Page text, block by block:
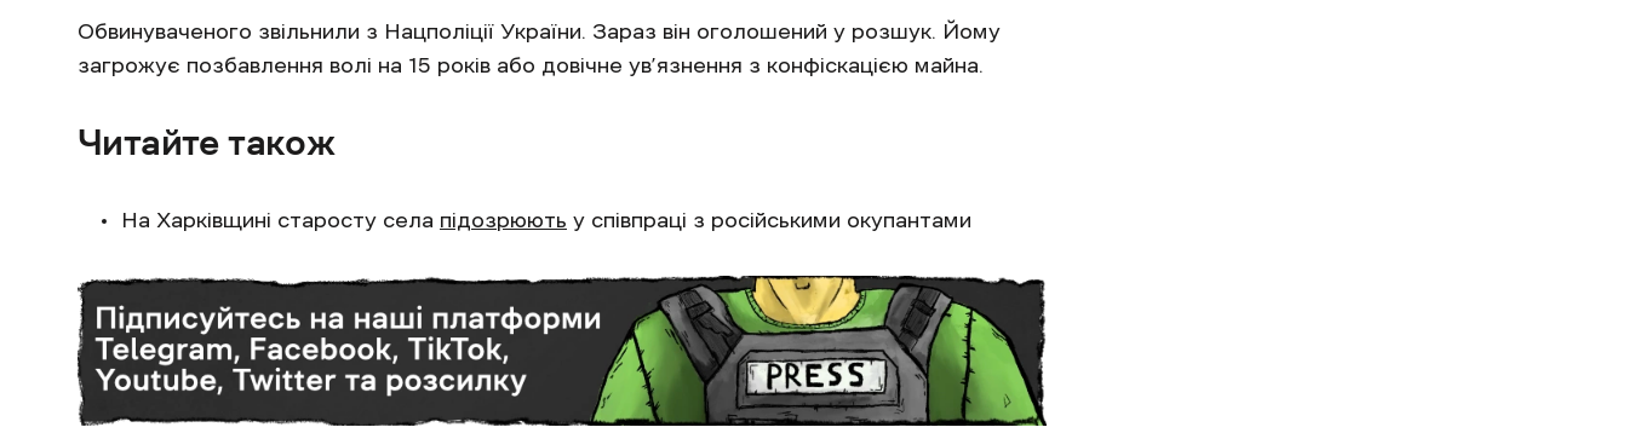
Обвинуваченого звільнили з Нацполіції України. Зараз він оголошений у розшук. Йому
загрожує позбавлення волі на 15 років або довічне ув’язнення з конфіскацією майна.
Читайте також
На Харківщині старосту села підозрюють у співпраці з російськими окупантами